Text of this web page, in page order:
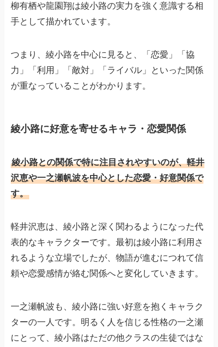
柳有栖や龍園翔は綾小路の実力を強く意識する相
手として描かれています。
つまり、綾小路を中心に見ると、「恋愛」「協
力」「利用」「敵対」「ライバル」といった関係
が重なっていることがわかります。
綾小路に好意を寄せるキャラ・恋愛関係
綾小路との関係で特に注目されやすいのが、軽井
沢恵や一之瀬帆波を中心とした恋愛・好意関係で
す。
軽井沢恵は、綾小路と深く関わるようになった代
表的なキャラクターです。最初は綾小路に利用さ
れるような立場でしたが、物語が進むにつれて信
頼や恋愛感情が絡む関係へと変化していきます。
一之瀬帆波も、綾小路に強い好意を抱くキャラク
ターの一人です。明るく人を信じる性格の一之瀬
にとって、綾小路はただの他クラスの生徒ではな